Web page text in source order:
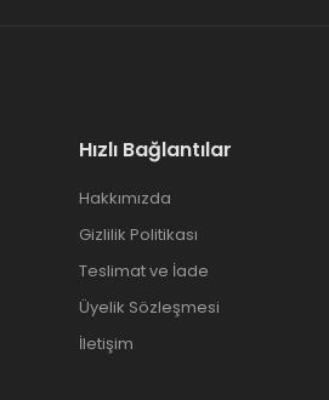
Hızlı Bağlantılar
Hakkımızda
Gizlilik Politikası
Teslimat ve İade
Üyelik Sözleşmesi
İletişim